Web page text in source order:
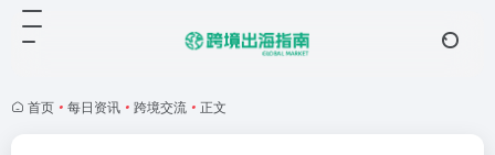
首页 • 每日资讯 • 跨境交流 • 正文